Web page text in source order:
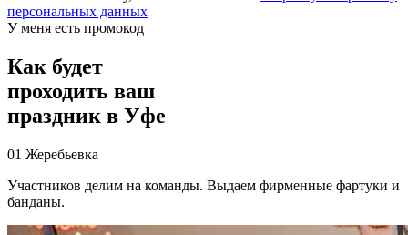
персональных данных
У меня есть промокод
Как будет
проходить ваш
праздник в Уфе
01 Жеребьевка
Участников делим на команды. Выдаем фирменные фартуки и
банданы.